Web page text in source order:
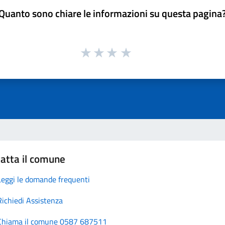
sono chiare le informazioni su questa
il comune
le domande frequenti
Assistenza
il comune 0587 687511